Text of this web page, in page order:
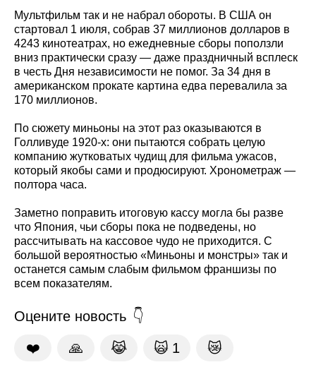
Мультфильм так и не набрал обороты. В США он
стартовал 1 июля, собрав 37 миллионов долларов в
4243 кинотеатрах, но ежедневные сборы поползли
вниз практически сразу — даже праздничный всплеск
в честь Дня независимости не помог. За 34 дня в
американском прокате картина едва перевалила за
170 миллионов.
По сюжету миньоны на этот раз оказываются в
Голливуде 1920-х: они пытаются собрать целую
компанию жутковатых чудищ для фильма ужасов,
который якобы сами и продюсируют. Хронометраж —
полтора часа.
Заметно поправить итоговую кассу могла бы разве
что Япония, чьи сборы пока не подведены, но
рассчитывать на кассовое чудо не приходится. С
большой вероятностью «Миньоны и монстры» так и
останется самым слабым фильмом франшизы по
всем показателям.
Оцените новость
❤️ 🙏 😹 🙀 1 😿